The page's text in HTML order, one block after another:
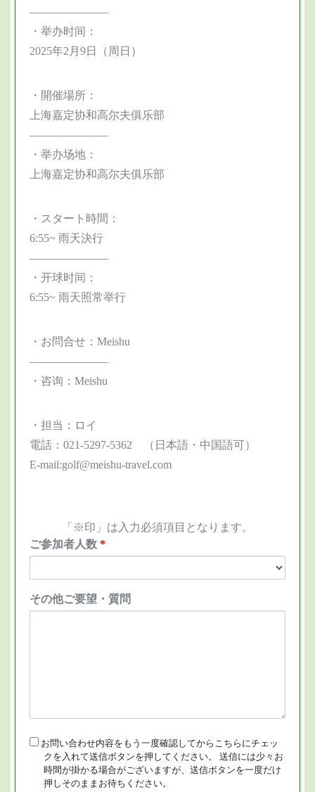
———————
・举办时间：
2025年2月9日（周日）
・開催場所：
上海嘉定协和高尔夫俱乐部
———————
・举办场地：
上海嘉定协和高尔夫俱乐部
・スタート時間：
6:55~ 雨天決行
———————
・开球时间：
6:55~ 雨天照常举行
・お問合せ：Meishu
———————
・咨询：Meishu
・担当：ロイ
電話：021-5297-5362 （日本語・中国語可）
E-mail:golf@meishu-travel.com
「※印」は入力必須項目となります。
ご参加者人数 *
その他ご要望・質問
confirm
お問い合わせ内容をもう一度確認してからこちらにチェッ
クを入れて送信ボタンを押してください。 送信には少々お
時間が掛かる場合がございますが、送信ボタンを一度だけ
押しそのままお待ちください。